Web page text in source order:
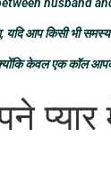
husband
यदि आप किसी भी
केवल एक कॉल